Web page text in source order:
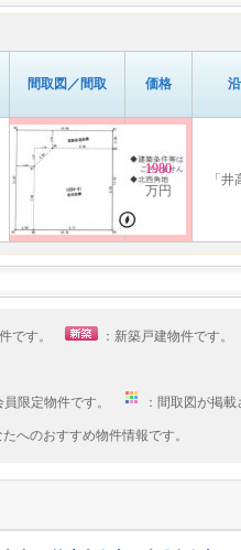
間取図／間取 価格
1980
万円
「
件です。 ：新築戸建物件です
員限定物件です。 ：間取図が掲
へのおすすめ物件情報です。